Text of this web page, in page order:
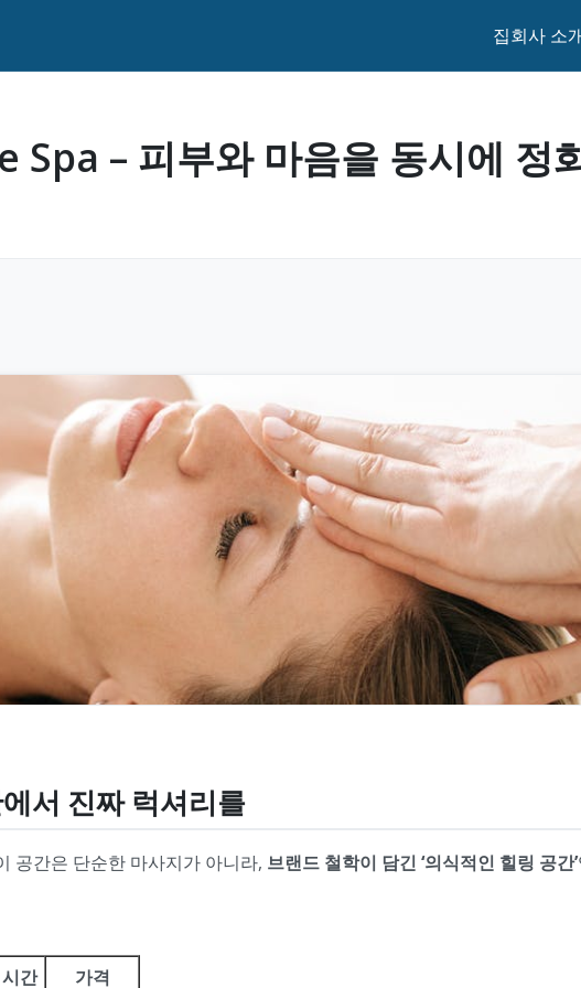
집회사 소
– 피부와 마음을 동시에 정
서 진짜 럭셔리를
공간은 단순한 마사지가 아니라, 브랜드 철학이 담긴 ‘의식적인 힐링 공간’
시간 가격